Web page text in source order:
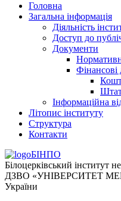
Головна
Загальна інформація
Діяльність
Доступ до
Документи
Інформаційна
Літопис інституту
Структура
Контакти
БІНПО
Білоцерківський інститут
ДЗВО «УНІВЕРСИТЕТ
України